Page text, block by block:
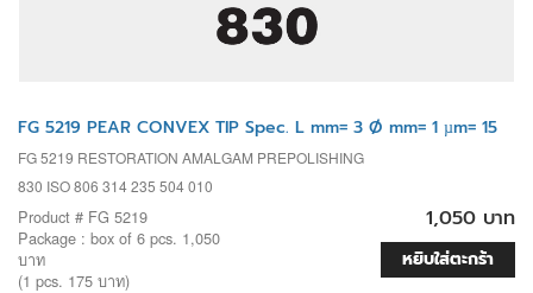
FG 5219 PEAR CONVEX TIP Spec. L mm= 3 Ø mm= 1 µm= 15
FG 5219 RESTORATION AMALGAM PREPOLISHING
830 ISO 806 314 235 504 010
Product # FG 5219
Package : box of 6 pcs. 1,050
บาท
(1 pcs. 175 บาท)
1,050 บาท
หยิบใส่ตะกร้า